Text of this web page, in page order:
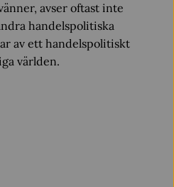
avser oftast inte
handelspolitiska
av ett handelspolitiskt
världen.